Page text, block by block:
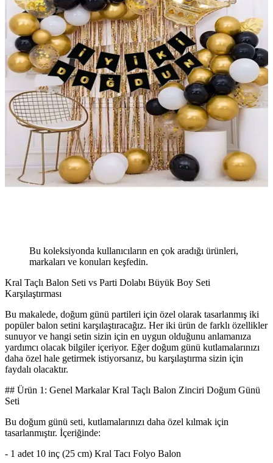
Bu koleksiyonda kullanıcıların en çok aradığı ürünleri,
markaları ve konuları keşfedin.
Kral Taçlı Balon Seti vs Parti Dolabı Büyük Boy Seti
Karşılaştırması
Bu makalede, doğum günü partileri için özel olarak tasarlanmış iki
popüler balon setini karşılaştıracağız. Her iki ürün de farklı özellikler
sunuyor ve hangi setin sizin için en uygun olduğunu anlamanıza
yardımcı olacak bilgiler içeriyor. Eğer doğum günü kutlamalarınızı
daha özel hale getirmek istiyorsanız, bu karşılaştırma sizin için
faydalı olacaktır.
## Ürün 1: Genel Markalar Kral Taçlı Balon Zinciri Doğum Günü
Seti
Bu doğum günü seti, kutlamalarınızı daha özel kılmak için
tasarlanmıştır. İçeriğinde:
- 1 adet 10 inç (25 cm) Kral Tacı Folyo Balon